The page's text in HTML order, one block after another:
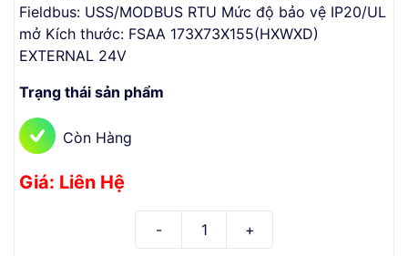
Fieldbus: USS/MODBUS RTU Mức độ bảo vệ IP20/UL
mở Kích thước: FSAA 173X73X155(HXWXD)
EXTERNAL 24V
Trạng thái sản phẩm
Còn Hàng
Giá: Liên Hệ